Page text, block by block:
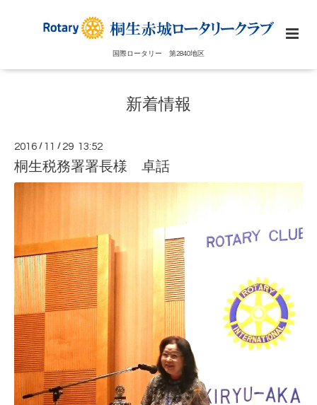
国際ロータリー 第2840地区
新着情報
2016 / 11 / 29 13:52
桐生税務署署長様 卓話